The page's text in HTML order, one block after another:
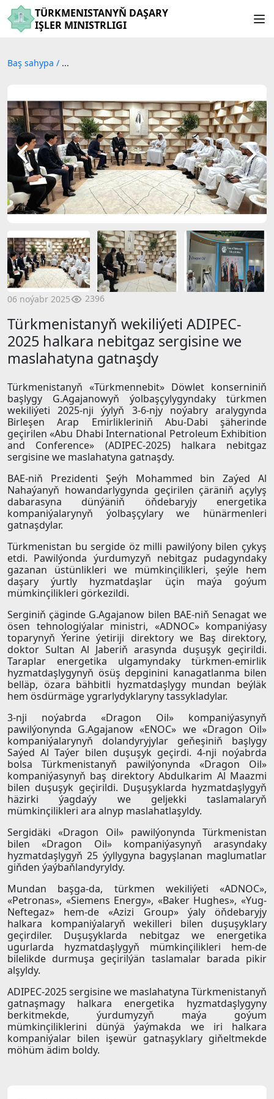
TÜRKMENISTANYŇ DAŞARY
IŞLER MINISTRLIGI
Baş sahypa / ...
06 noýabr 2025 2396
Türkmenistanyň wekiliýeti ADIPEC-
2025 halkara nebitgaz sergisine we
maslahatyna gatnaşdy
Türkmenistanyň «Türkmennebit» Döwlet konserniniň
başlygy G.Agajanowyň ýolbaşçylygyndaky türkmen
wekiliýeti 2025-nji ýylyň 3-6-njy noýabry aralygynda
Birleşen Arap Emirlikleriniň Abu-Dabi şäherinde
geçirilen «Abu Dhabi International Petroleum Exhibition
and Conference» (ADIPEC-2025) halkara nebitgaz
sergisine we maslahatyna gatnaşdy.
BAE-niň Prezidenti Şeýh Mohammed bin Zaýed Al
Nahaýanyň howandarlygynda geçirilen çäräniň açylyş
dabarasyna dünýäniň öňdebaryjy energetika
kompaniýalarynyň ýolbaşçylary we hünärmenleri
gatnaşdylar.
Türkmenistan bu sergide öz milli pawilýony bilen çykyş
etdi. Pawilýonda ýurdumyzyň nebitgaz pudagyndaky
gazanan üstünlikleri we mümkinçilikleri, şeýle hem
daşary ýurtly hyzmatdaşlar üçin maýa goýum
mümkinçilikleri görkezildi.
Serginiň çäginde G.Agajanow bilen BAE-niň Senagat we
ösen tehnologiýalar ministri, «ADNOC» kompaniýasy
toparynyň Ýerine ýetiriji direktory we Baş direktory,
doktor Sultan Al Jaberiň arasynda duşuşyk geçirildi.
Taraplar energetika ulgamyndaky türkmen-emirlik
hyzmatdaşlygynyň ösüş depginini kanagatlanma bilen
belläp, özara bähbitli hyzmatdaşlygy mundan beýläk
hem ösdürmäge ygrarlydyklaryny tassykladylar.
3-nji noýabrda «Dragon Oil» kompaniýasynyň
pawilýonynda G.Agajanow «ENOC» we «Dragon Oil»
kompaniýalarynyň dolandyryjylar geňeşiniň başlygy
Saýed Al Taýer bilen duşuşyk geçirdi. 4-nji noýabrda
bolsa Türkmenistanyň pawilýonynda «Dragon Oil»
kompaniýasynyň baş direktory Abdulkarim Al Maazmi
bilen duşuşyk geçirildi. Duşuşyklarda hyzmatdaşlygyň
häzirki ýagdaýy we geljekki taslamalaryň
mümkinçilikleri ara alnyp maslahatlaşyldy.
Sergidäki «Dragon Oil» pawilýonynda Türkmenistan
bilen «Dragon Oil» kompaniýasynyň arasyndaky
hyzmatdaşlygyň 25 ýyllygyna bagyşlanan maglumatlar
giňden ýaýbaňlandyryldy.
Mundan başga-da, türkmen wekiliýeti «ADNOC»,
«Petronas», «Siemens Energy», «Baker Hughes», «Yug-
Neftegaz» hem-de «Azizi Group» ýaly öňdebaryjy
halkara kompaniýalaryň wekilleri bilen duşuşyklary
geçirdiler. Duşuşyklarda nebitgaz we energetika
ugurlarda hyzmatdaşlygyň mümkinçilikleri hem-de
bilelikde durmuşa geçirilýän taslamalar barada pikir
alşyldy.
ADIPEC-2025 sergisine we maslahatyna Türkmenistanyň
gatnaşmagy halkara energetika hyzmatdaşlygyny
berkitmekde, ýurdumyzyň maýa goýum
mümkinçiliklerini dünýä ýaýmakda we iri halkara
kompaniýalar bilen işewür gatnaşyklary giňeltmekde
möhüm ädim boldy.